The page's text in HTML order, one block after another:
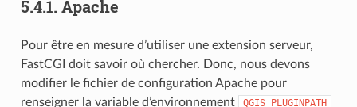
5.4.1. Apache
Pour être en mesure d’utiliser une extension serveur,
FastCGI doit savoir où chercher. Donc, nous devons
modifier le fichier de configuration Apache pour
renseigner la variable d’environnement
QGIS_PLUGINPATH